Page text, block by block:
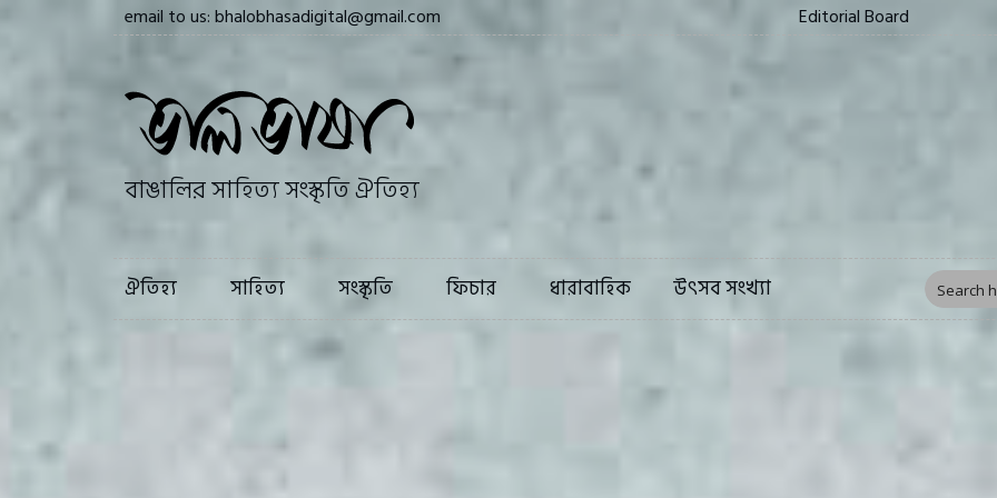
ঐতিহ্য সাহিত্য সংস্কৃতি ধারাবাহিক উৎসব
email to us: bhalobhasadigital@gmail.com Editorial Board
বাঙালির সাহিত্য সংস্কৃতি ঐতিহ্য
ঐতিহ্য সাহিত্য সংস্কৃতি ফিচার ধারাবাহিক উৎসব সংখ্যা